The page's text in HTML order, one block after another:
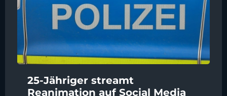
25-Jähriger streamt
Reanimation auf Social Media